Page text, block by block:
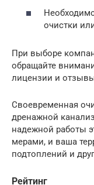
очистки
При выборе
обращайте
лицензии и
Своевременная
дренажной
надежной работы
мерами, и ваша
подтоплений и
Рейтинг